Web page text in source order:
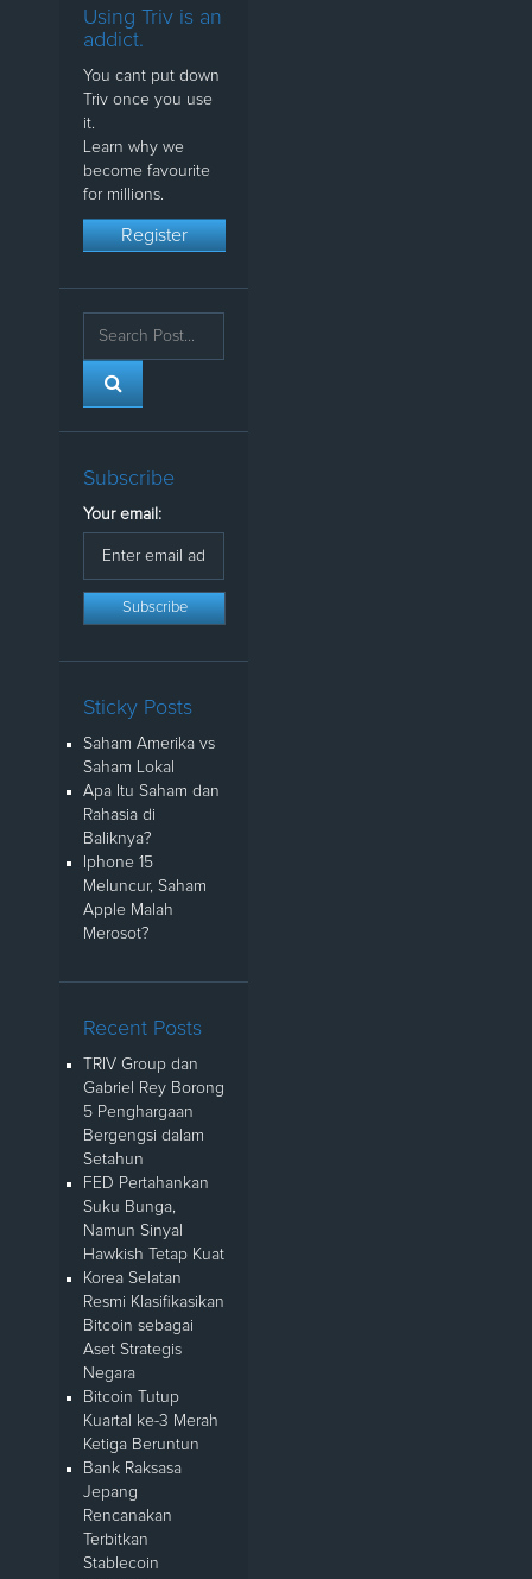
Using Triv is an
addict.
You cant put down
Triv once you use
it.
Learn why we
become favourite
for millions.
Register
Subscribe
Your email:
Sticky Posts
Saham Amerika vs
Saham Lokal
Apa Itu Saham dan
Rahasia di
Baliknya?
Iphone 15
Meluncur, Saham
Apple Malah
Merosot?
Recent Posts
TRIV Group dan
Gabriel Rey Borong
5 Penghargaan
Bergengsi dalam
Setahun
FED Pertahankan
Suku Bunga,
Namun Sinyal
Hawkish Tetap Kuat
Korea Selatan
Resmi Klasifikasikan
Bitcoin sebagai
Aset Strategis
Negara
Bitcoin Tutup
Kuartal ke-3 Merah
Ketiga Beruntun
Bank Raksasa
Jepang
Rencanakan
Terbitkan
Stablecoin